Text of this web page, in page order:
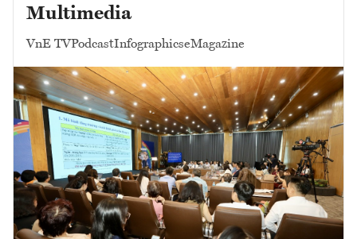
Multimedia
VnE TVPodcastInfographicseMagazine